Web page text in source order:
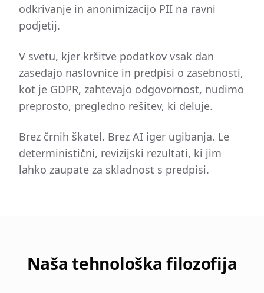
odkrivanje in anonimizacijo PII na ravni
podjetij.
V svetu, kjer kršitve podatkov vsak dan
zasedajo naslovnice in predpisi o zasebnosti,
kot je GDPR, zahtevajo odgovornost, nudimo
preprosto, pregledno rešitev, ki deluje.
Brez črnih škatel. Brez AI iger ugibanja. Le
deterministični, revizijski rezultati, ki jim
lahko zaupate za skladnost s predpisi.
Naša tehnološka filozofija